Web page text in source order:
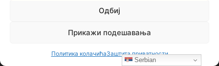
Одбиј
Прикажи подешавања
Политика колачићаЗаштита приватности
утицајем ни једне политичке опције или организације. Сајт није
Serbian